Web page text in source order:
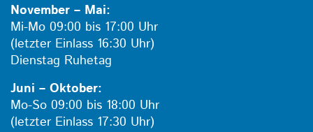
November – Mai:
Mi-Mo 09:00 bis 17:00 Uhr
(letzter Einlass 16:30 Uhr)
Dienstag Ruhetag
Juni – Oktober:
Mo-So 09:00 bis 18:00 Uhr
(letzter Einlass 17:30 Uhr)